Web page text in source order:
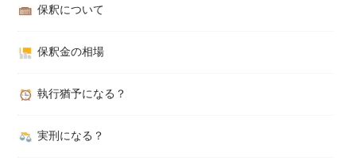
保釈について
保釈金の相場
執行猶予になる？
実刑になる？